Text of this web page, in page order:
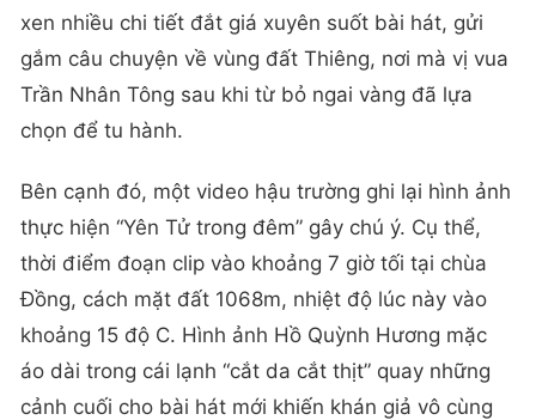
xen nhiều chi tiết đắt giá xuyên suốt bài hát, gửi
gắm câu chuyện về vùng đất Thiêng, nơi mà vị vua
Trần Nhân Tông sau khi từ bỏ ngai vàng đã lựa
chọn để tu hành.
Bên cạnh đó, một video hậu trường ghi lại hình ảnh
thực hiện “Yên Tử trong đêm” gây chú ý. Cụ thể,
thời điểm đoạn clip vào khoảng 7 giờ tối tại chùa
Đồng, cách mặt đất 1068m, nhiệt độ lúc này vào
khoảng 15 độ C. Hình ảnh Hồ Quỳnh Hương mặc
áo dài trong cái lạnh “cắt da cắt thịt” quay những
cảnh cuối cho bài hát mới khiến khán giả vô cùng